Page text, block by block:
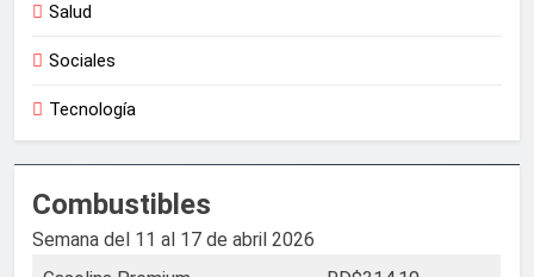
Salud
Sociales
Tecnología
Combustibles
Semana del 11 al 17 de abril 2026